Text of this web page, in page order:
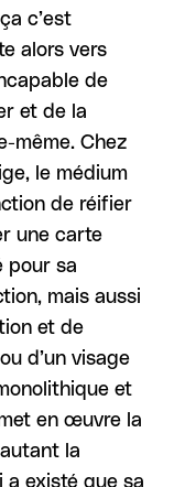
c’est
alors vers
de
et de la
même. Chez
le médium
de réifier
une carte
pour sa
mais aussi
et de
d’un visage
et
en œuvre la
la
a existé que sa